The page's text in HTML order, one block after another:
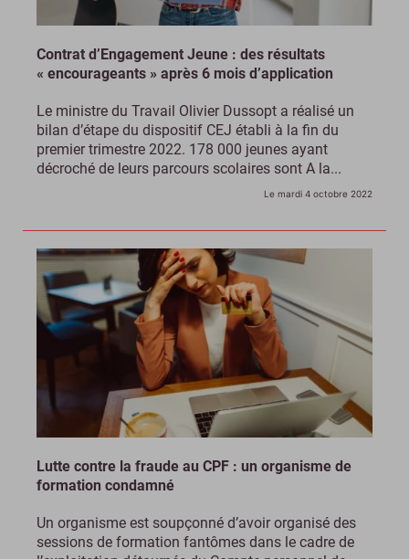
Contrat d’Engagement Jeune : des résultats
« encourageants » après 6 mois d’application
Le ministre du Travail Olivier Dussopt a réalisé un
bilan d’étape du dispositif CEJ établi à la fin du
premier trimestre 2022. 178 000 jeunes ayant
décroché de leurs parcours scolaires sont A la...
Le mardi 4 octobre 2022
Lutte contre la fraude au CPF : un organisme de
formation condamné
Un organisme est soupçonné d’avoir organisé des
sessions de formation fantômes dans le cadre de